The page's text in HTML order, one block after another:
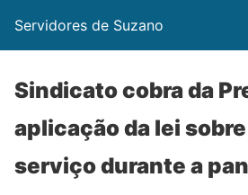
Servidores de Suzano
Sindicato cobra da
aplicação da lei
serviço durante a